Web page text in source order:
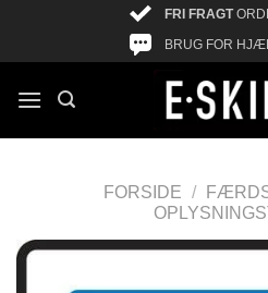
FRI FRAGT
BRUG FOR
FORSIDE /